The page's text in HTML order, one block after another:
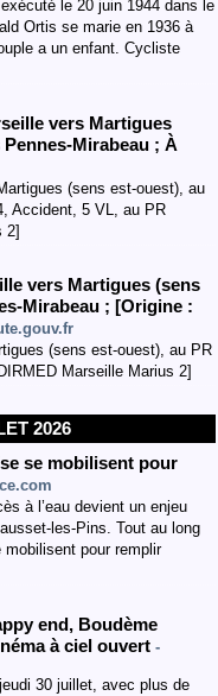
le 20 juin 1944 dans le
Ortis se marie en 1936 à
a un enfant. Cycliste
vers Martigues
Pennes-Mirabeau ; À
(sens est-ouest), au
Accident, 5 VL, au PR
2]
vers Martigues (sens
Mirabeau ; [Origine :
(sens est-ouest), au PR
Marseille Marius 2]
2026
se mobilisent pour
à l’eau devient un enjeu
les-Pins. Tout au long
pour remplir
end, Boudème
à ciel ouvert -
30 juillet, avec plus de